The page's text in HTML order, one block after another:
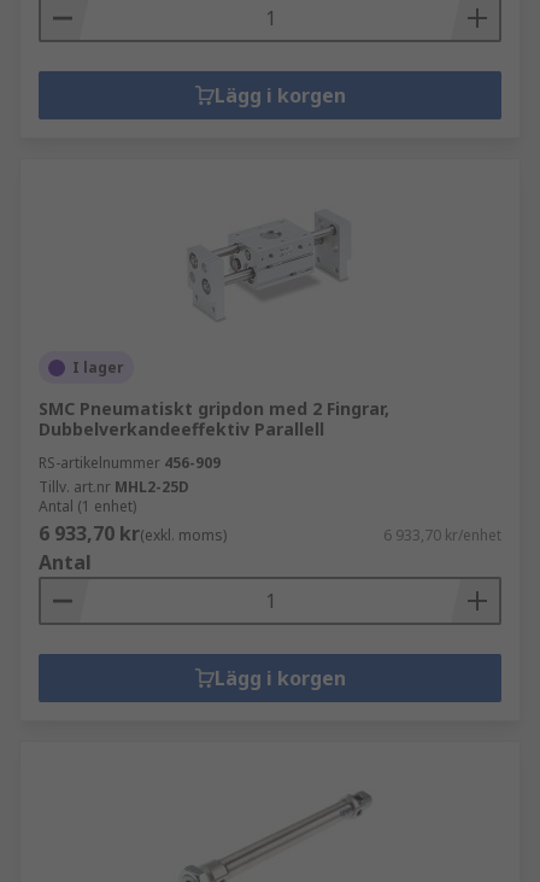
Lägg i korgen
I lager
SMC Pneumatiskt gripdon med 2 Fingrar,
Dubbelverkandeeffektiv Parallell
RS-artikelnummer 456-909
Tillv. art.nr MHL2-25D
Antal (1 enhet)
6 933,70 kr(exkl. moms) 6 933,70 kr/enhet
Antal
Lägg i korgen